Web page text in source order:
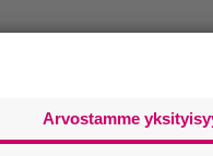
Arvostamme